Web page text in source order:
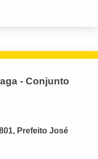
- Conjunto
Prefeito José